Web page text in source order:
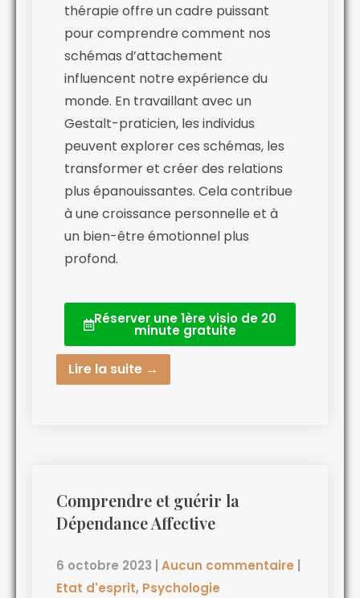
thérapie offre un cadre puissant
pour comprendre comment nos
schémas d’attachement
influencent notre expérience du
monde. En travaillant avec un
Gestalt-praticien, les individus
peuvent explorer ces schémas, les
transformer et créer des relations
plus épanouissantes. Cela contribue
à une croissance personnelle et à
un bien-être émotionnel plus
profond.
Réserver une 1ère visio de 20
minute gratuite
Lire la suite →
Comprendre et guérir la
Dépendance Affective
6 octobre 2023 Aucun commentaire
Etat d'esprit, Psychologie